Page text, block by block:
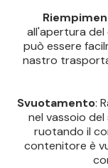
all'apertura del
può essere
nastro
Svuotamento:
nel vassoio del
ruotando il
contenitore è